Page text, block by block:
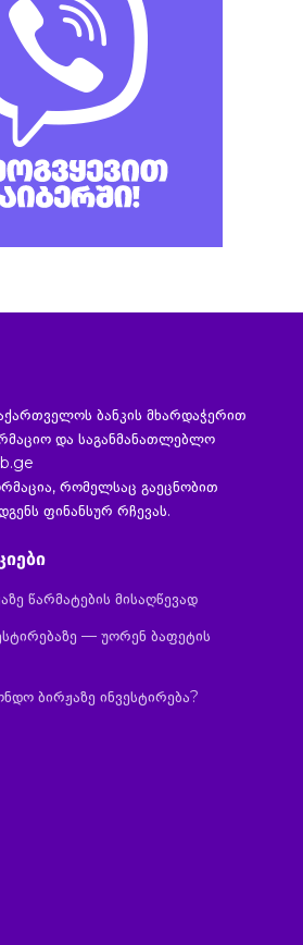
ბანკის მხარდაჭერით
და საგანმანათლებლო
რომელსაც გაეცნობით
ფინანსურ რჩევას.
წარმატების მისაღწევად
— უორენ ბაფეტის
ბირჟაზე ინვესტირება?